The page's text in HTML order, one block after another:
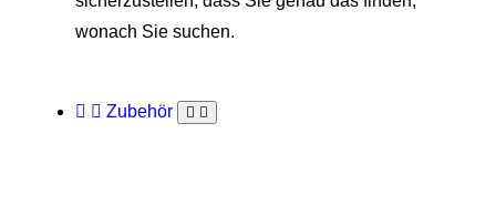
wonach Sie suchen.
Zubehör